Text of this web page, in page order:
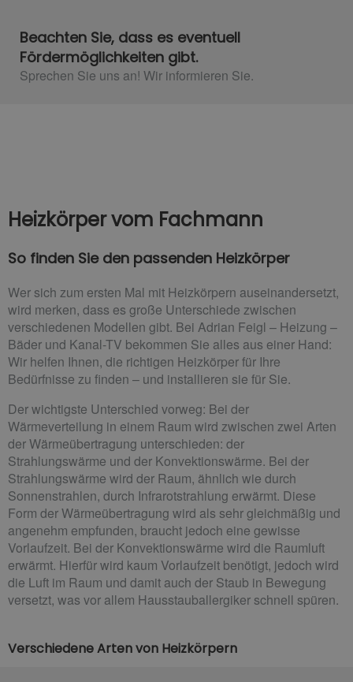
Beachten Sie, dass es eventuell
Fördermöglichkeiten gibt.
Sprechen Sie uns an! Wir informieren Sie.​
Heizkörper vom Fachmann
So finden Sie den passenden Heizkörper
Wer sich zum ersten Mal mit Heizkörpern auseinandersetzt,
wird merken, dass es große Unterschiede zwischen
verschiedenen Modellen gibt. Bei Adrian Feigl – Heizung –
Bäder und Kanal-TV bekommen Sie alles aus einer Hand:
Wir helfen Ihnen, die richtigen Heizkörper für Ihre
Bedürfnisse zu finden – und installieren sie für Sie.
Der wichtigste Unterschied vorweg: Bei der
Wärmeverteilung in einem Raum wird zwischen zwei Arten
der Wärmeübertragung unterschieden: der
Strahlungswärme und der Konvektionswärme. Bei der
Strahlungswärme wird der Raum, ähnlich wie durch
Sonnenstrahlen, durch Infrarotstrahlung erwärmt. Diese
Form der Wärmeübertragung wird als sehr gleichmäßig und
angenehm empfunden, braucht jedoch eine gewisse
Vorlaufzeit. Bei der Konvektionswärme wird die Raumluft
erwärmt. Hierfür wird kaum Vorlaufzeit benötigt, jedoch wird
die Luft im Raum und damit auch der Staub in Bewegung
versetzt, was vor allem Hausstauballergiker schnell spüren.
Verschiedene Arten von Heizkörpern